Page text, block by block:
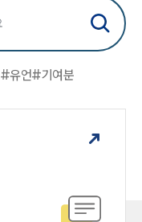
#유언#기여분